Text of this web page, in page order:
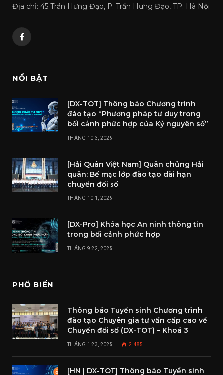
Địa chỉ: 45 Trần Hưng Đạo, P. Trần Hưng Đạo, TP. Hà Nội
Facebook
NỔI BẬT
[DX-TOT] Thông báo Chương trình
đào tạo “Phương pháp tư duy trong
bối cảnh phức hợp của Kỷ nguyên số”
THÁNG 10 3, 2025
[Hải Quân Việt Nam] Quân chủng Hải
quân: Bế mạc lớp đào tạo dài hạn
chuyển đổi số
THÁNG 10 1, 2025
[DX-Pro] Khóa học An ninh thông tin
trong bối cảnh phức hợp
THÁNG 9 22, 2025
PHỔ BIẾN
Thông báo Tuyển sinh Chương trình
đào tạo Chuyên gia tư vấn cấp cao về
Chuyển đổi số (DX-TOT) – Khoá 3
THÁNG 1 23, 2025 2.485
[HN | DX-TOT] Thông báo Tuyển sinh